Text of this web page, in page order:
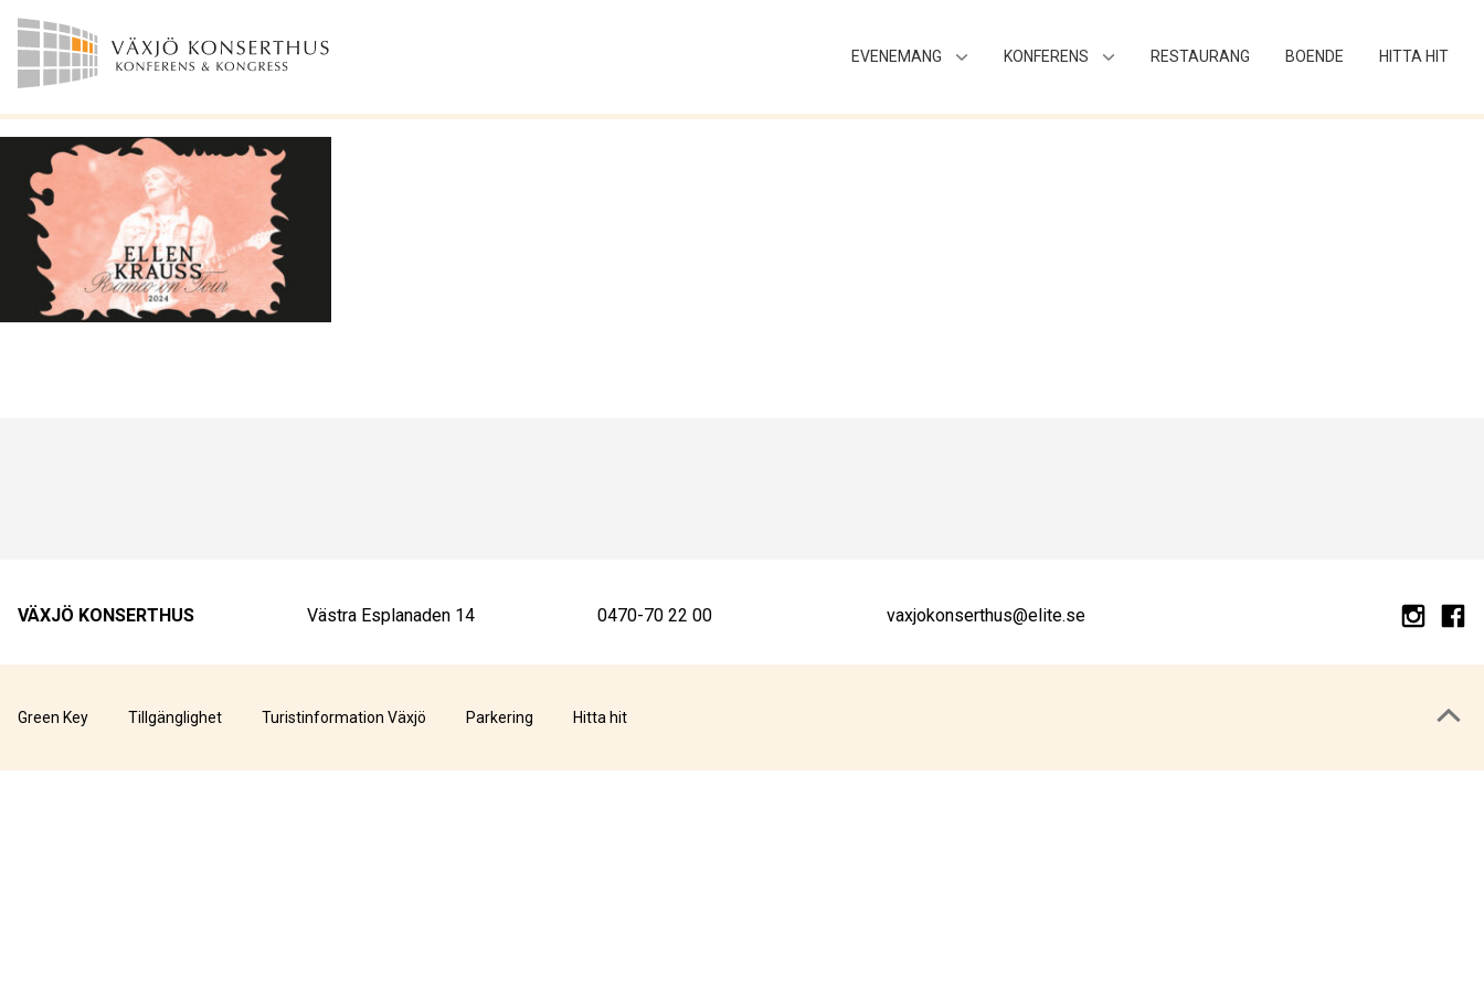
EVENEMANG KONFERENS RESTAURANG BOENDE HITTA HIT
VÄXJÖ KONSERTHUS Västra Esplanaden 14 0470-70 22 00 vaxjokonserthus@elite.se
Green Key Tillgänglighet Turistinformation Växjö Parkering Hitta hit